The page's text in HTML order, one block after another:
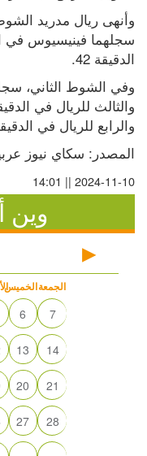
الدقيقة 42.
والرابع للريال في الدقيقة
المصدر: سكاي نيوز
2024-11-10 || 14:01
وين
الخميسالجمعة
6 7
13 14
20 21
27 28